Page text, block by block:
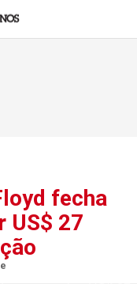
fecha
US$ 27